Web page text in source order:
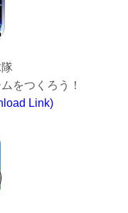
をつくろう！
Link)